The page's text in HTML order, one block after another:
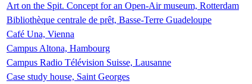
Art on the Spit. Concept for an Open-Air museum, Rotterdam
Bibliothèque centrale de prêt, Basse-Terre Guadeloupe
Café Una, Vienna
Campus Altona, Hambourg
Campus Radio Télévision Suisse, Lausanne
Case study house, Saint Georges